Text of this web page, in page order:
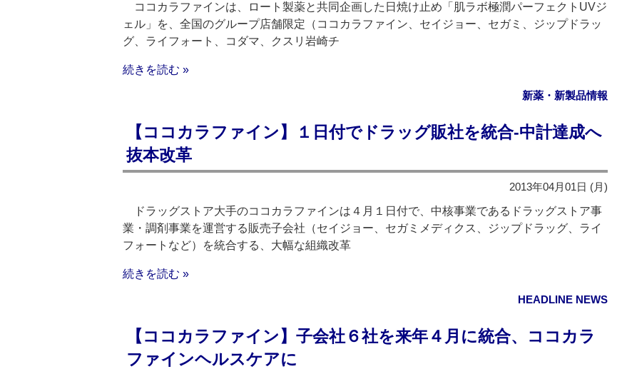
ココカラファインは、ロート製薬と共同企画した日焼け止め「肌ラボ極潤パーフェクトUVジ
ェル」を、全国のグループ店舗限定（ココカラファイン、セイジョー、セガミ、ジップドラッ
グ、ライフォート、コダマ、クスリ岩崎チ
続きを読む »
新薬・新製品情報
【ココカラファイン】１日付でドラッグ販社を統合‐中計達成へ
抜本改革
2013年04月01日 (月)
ドラッグストア大手のココカラファインは４月１日付で、中核事業であるドラッグストア事
業・調剤事業を運営する販売子会社（セイジョー、セガミメディクス、ジップドラッグ、ライ
フォートなど）を統合する、大幅な組織改革
続きを読む »
HEADLINE NEWS
【ココカラファイン】子会社６社を来年４月に統合、ココカラ
ファインヘルスケアに